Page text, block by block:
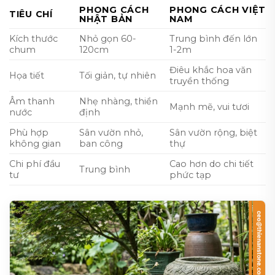
TIÊU CHÍ
PHONG CÁCH
NHẬT BẢN
PHONG CÁCH VIỆT
NAM
Kích thước
chum
Nhỏ gọn 60-
120cm
Trung bình đến lớn
1-2m
Họa tiết Tối giản, tự nhiên
Điêu khắc hoa văn
truyền thống
Âm thanh
nước
Nhẹ nhàng, thiền
định
Mạnh mẽ, vui tươi
Phù hợp
không gian
Sân vườn nhỏ,
ban công
Sân vườn rộng, biệt
thự
Chi phí đầu
tư
Trung bình
Cao hơn do chi tiết
phức tạp